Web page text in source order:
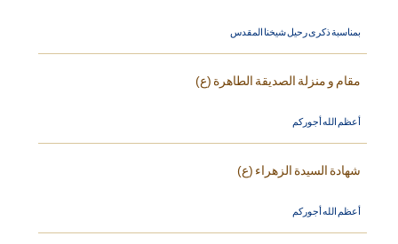
بمناسبة ذكرى رحيل شيخنا المقدس
مقام و منزلة الصديقة الطاهرة (ع)
أعظم الله أجوركم
شهادة السيدة الزهراء (ع)
أعظم الله أجوركم